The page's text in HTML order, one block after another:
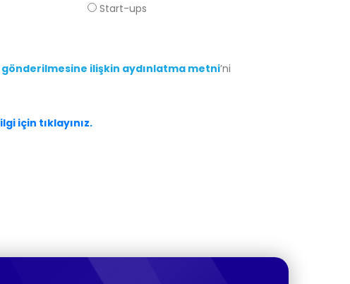
Start-ups
ilişkin aydınlatma metni’ni
için tıklayınız.